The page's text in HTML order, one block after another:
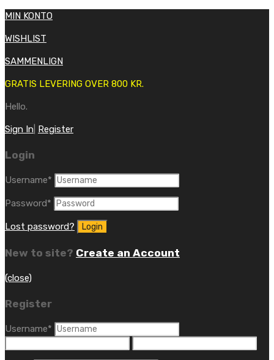
MIN KONTO
WISHLIST
SAMMENLIGN
GRATIS LEVERING OVER 800 KR.
Hello.
Sign In Register
Login
Username*
Password*
Lost password?
New to site? Create an Account
(close)
Register
Username*